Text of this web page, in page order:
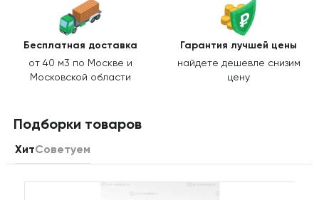
Бесплатная доставка
от 40 м3 по Москве и
Московской области
Гарантия лучшей цены
найдете дешевле снизим
цену
Подборки товаров
ХитСоветуем